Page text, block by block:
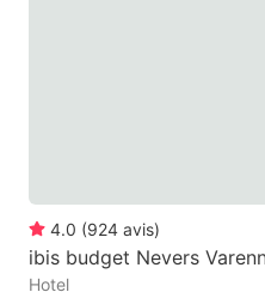
4.0 (924 avis)
ibis budget Nevers
Hotel